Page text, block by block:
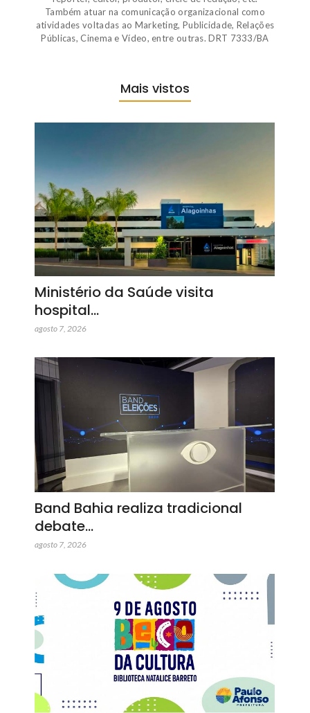
Também atuar na comunicação organizacional como
atividades voltadas ao Marketing, Publicidade, Relações
Públicas, Cinema e Vídeo, entre outras. DRT 7333/BA
Mais vistos
Ministério da Saúde visita
hospital…
agosto 7, 2026
Band Bahia realiza tradicional
debate…
agosto 7, 2026